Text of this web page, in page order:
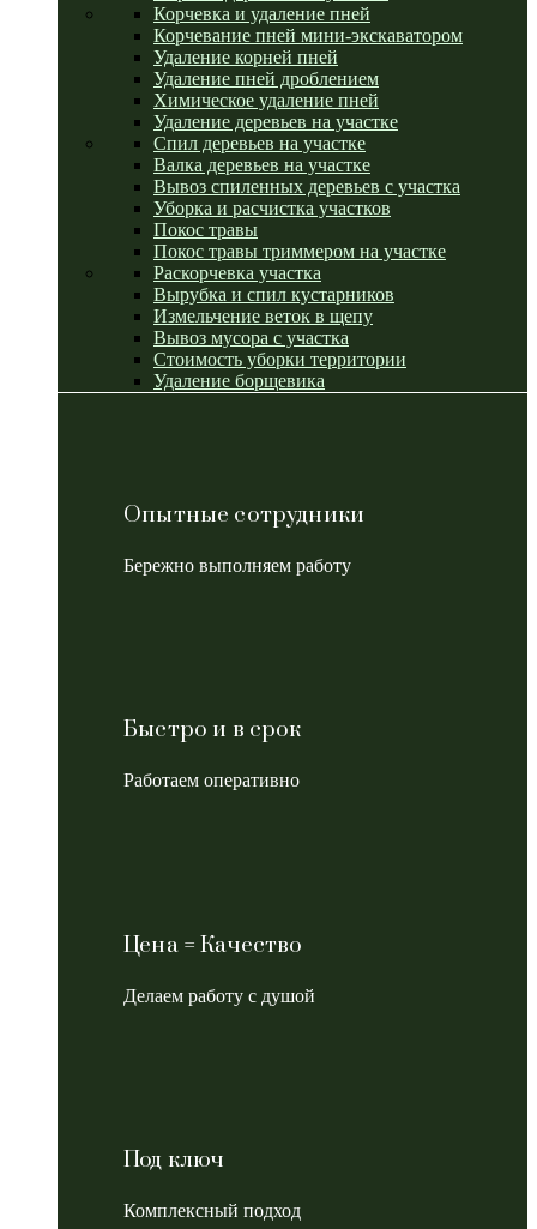
Корчевка и удаление пней
Корчевание пней мини-экскаватором
Удаление корней пней
Удаление пней дроблением
Химическое удаление пней
Удаление деревьев на участке
Спил деревьев на участке
Валка деревьев на участке
Вывоз спиленных деревьев с участка
Уборка и расчистка участков
Покос травы
Покос травы триммером на участке
Раскорчевка участка
Вырубка и спил кустарников
Измельчение веток в щепу
Вывоз мусора с участка
Стоимость уборки территории
Удаление борщевика
Опытные сотрудники
Бережно выполняем работу
Быстро и в срок
Работаем оперативно
Цена = Качество
Делаем работу с душой
Под ключ
Комплексный подход